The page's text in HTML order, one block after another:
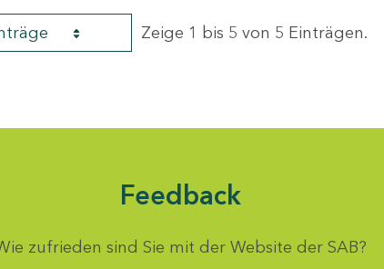
Zeige 1 bis 5 von 5 Einträgen.
Feedback
zufrieden sind Sie mit der Website der SAB?